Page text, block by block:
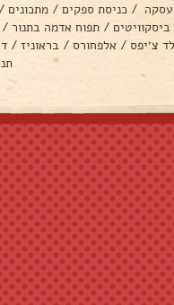
/ כניסת ספקים / מתכונים /
/ תפוח אדמה בתנור /
צ׳יפס / אלפחורס / בראוניז /